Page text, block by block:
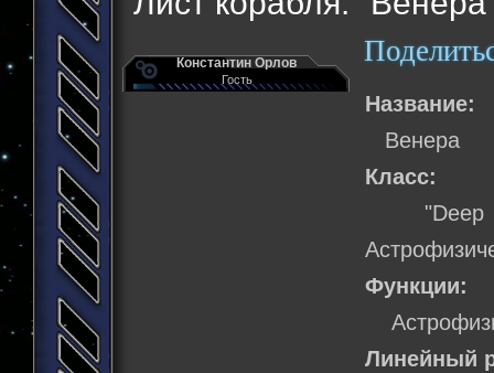
Константин Орлов
Гость
Название:
Венера
Класс:
"Deep
Функции:
Линейный